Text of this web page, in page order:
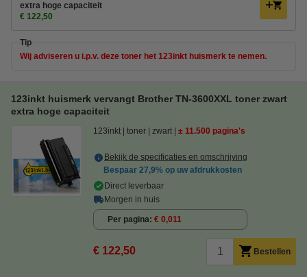
extra hoge capaciteit
€ 122,50
Tip
Wij adviseren u i.p.v. deze toner het 123inkt huismerk te nemen.
123inkt huismerk vervangt Brother TN-3600XXL toner zwart
extra hoge capaciteit
123inkt toner zwart ± 11.500 pagina's
Bekijk de specificaties en omschrijving
Bespaar 27,9% op uw afdrukkosten
Direct leverbaar
Morgen in huis
Per pagina € 0,011
€ 122,50 Bestellen